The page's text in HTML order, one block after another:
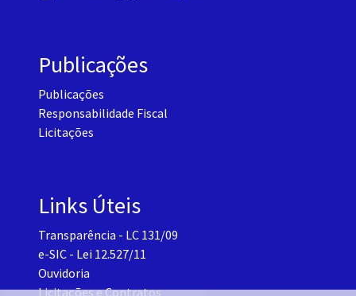
Publicações
Publicações
Responsabilidade Fiscal
Licitações
Links Úteis
Transparência - LC 131/09
e-SIC - Lei 12.527/11
Ouvidoria
Licitações e Contratos